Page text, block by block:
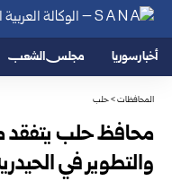
أخبار سوريا مجلس الشعب
المحافظات>حلب
محافظ حلب يتفقد
والتطوير في